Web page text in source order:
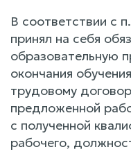
В соответствии с
принял на себя
образовательную
окончания
трудовому
предложенной
с полученной
рабочего,